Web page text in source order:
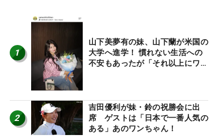
1
山下美夢有の妹、山下蘭が米国の
大学へ進学！ 慣れない生活への
不安もあったが「それ以上にワク
2
吉田優利が妹・鈴の祝勝会に出
席 ゲストは「日本で一番人気の
ある」あのワンちゃん！